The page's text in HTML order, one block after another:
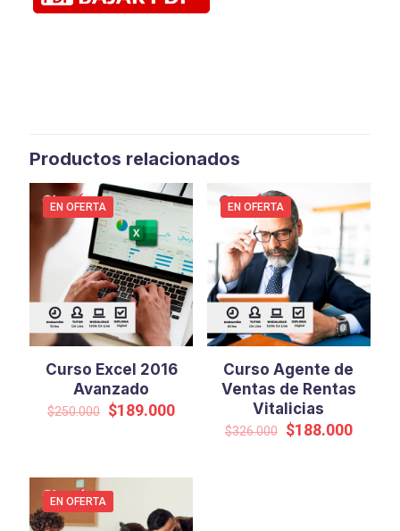
Productos relacionados
EN OFERTA
Curso Excel 2016
Avanzado
$250.000 El
$250.000.
$189.000El
$189.000.
EN OFERTA
Curso Agente de
Ventas de Rentas
Vitalicias
$326.000 El
$188.000El
EN OFERTA